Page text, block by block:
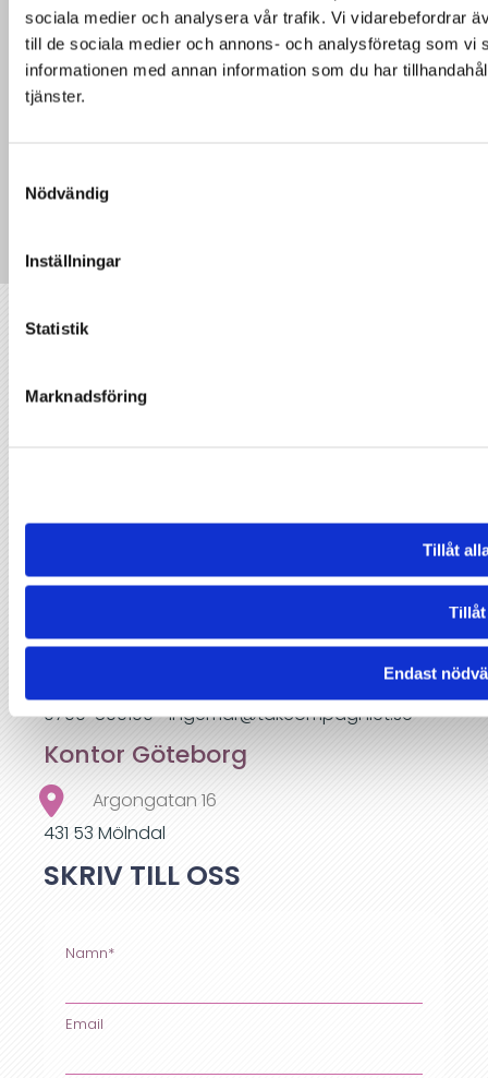
sociala medier och analysera vår trafik. Vi vidarebefordrar
till de sociala medier och annons- och analysföretag som
informationen med annan information som du har
tjänster.
Nödvändig
Inställningar
Statistik
Marknadsföring
Tillåt
Endast
reparation på taket i bland annat
114 51 Stockholm
08-667 07 20
0709-800100 • ingemar@takcompagniet.se
Kontor Göteborg
Argongatan 16
431 53 Mölndal
SKRIV TILL OSS
Namn*
Email